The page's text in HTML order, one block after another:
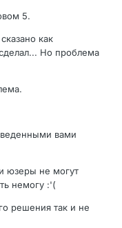
5.
как
Но проблема
вами
юзеры не могут
немогу :'(
решения так и не